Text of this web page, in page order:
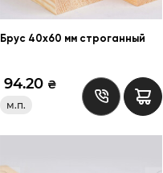
Брус 40х60 мм строганный
₴
94.20
м.п.